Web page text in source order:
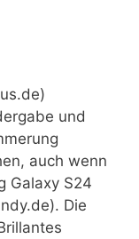
und
auch wenn
Galaxy S24
Die